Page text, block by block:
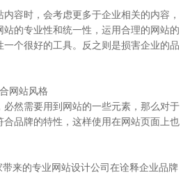
容时，会考虑更多于企业相关的内容，
的专业性和统一性，运用合理的网站的
个很好的工具。反之则是损害企业的品
网站风格
必然需要用到网站的一些元素，那么对于
品牌的特性，这样使用在网站页面上也
来的专业网站设计公司在诠释企业品牌